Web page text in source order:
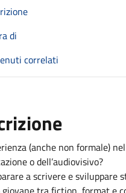
di
correlati
(anche non formale)
o dell’audiovisivo?
a scrivere e sviluppare